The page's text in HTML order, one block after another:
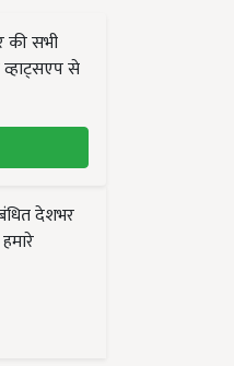
की सभी
से
देशभर